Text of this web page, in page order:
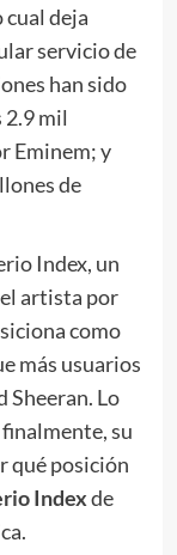
deja
servicio de
han sido
2.9 mil
Eminem; y
de
Index, un
artista por
como
más usuarios
Sheeran. Lo
su
qué posición
Indexde